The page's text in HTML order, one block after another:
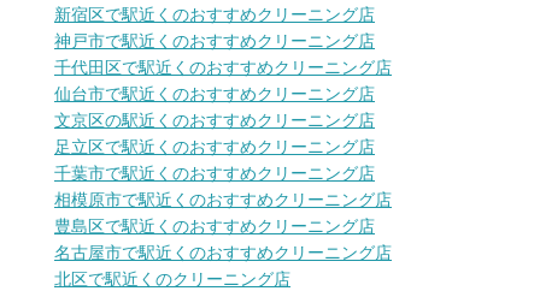
新宿区で駅近くのおすすめクリーニング店
神戸市で駅近くのおすすめクリーニング店
千代田区で駅近くのおすすめクリーニング店
仙台市で駅近くのおすすめクリーニング店
文京区の駅近くのおすすめクリーニング店
足立区で駅近くのおすすめクリーニング店
千葉市で駅近くのおすすめクリーニング店
相模原市で駅近くのおすすめクリーニング店
豊島区で駅近くのおすすめクリーニング店
名古屋市で駅近くのおすすめクリーニング店
北区で駅近くのクリーニング店